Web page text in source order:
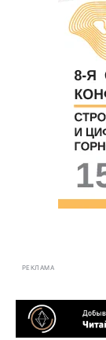
РЕКЛАМА